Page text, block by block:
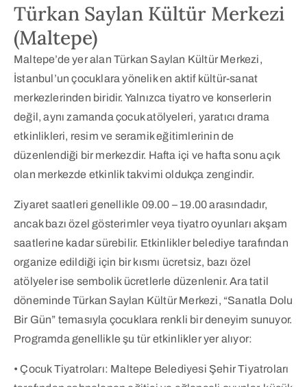
Türkan Saylan Kültür Merkezi
(Maltepe)
Maltepe’de yer alan Türkan Saylan Kültür Merkezi,
İstanbul’un çocuklara yönelik en aktif kültür-sanat
merkezlerinden biridir. Yalnızca tiyatro ve konserlerin
değil, aynı zamanda çocuk atölyeleri, yaratıcı drama
etkinlikleri, resim ve seramik eğitimlerinin de
düzenlendiği bir merkezdir. Hafta içi ve hafta sonu açık
olan merkezde etkinlik takvimi oldukça zengindir.
Ziyaret saatleri genellikle 09.00 – 19.00 arasındadır,
ancak bazı özel gösterimler veya tiyatro oyunları akşam
saatlerine kadar sürebilir. Etkinlikler belediye tarafından
organize edildiği için bir kısmı ücretsiz, bazı özel
atölyeler ise sembolik ücretlerle düzenlenir. Ara tatil
döneminde Türkan Saylan Kültür Merkezi, “Sanatla Dolu
Bir Gün” temasıyla çocuklara renkli bir deneyim sunuyor.
Programda genellikle şu tür etkinlikler yer alıyor:
• Çocuk Tiyatroları: Maltepe Belediyesi Şehir Tiyatroları